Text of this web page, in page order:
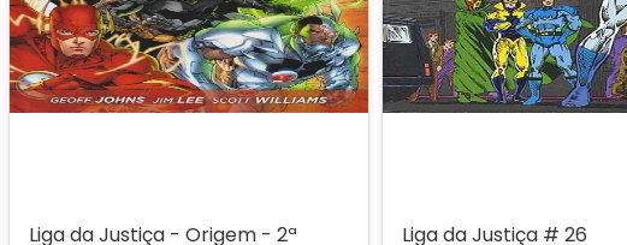
Liga da Justiça - Origem - 2ª
Liga da Justiça # 26